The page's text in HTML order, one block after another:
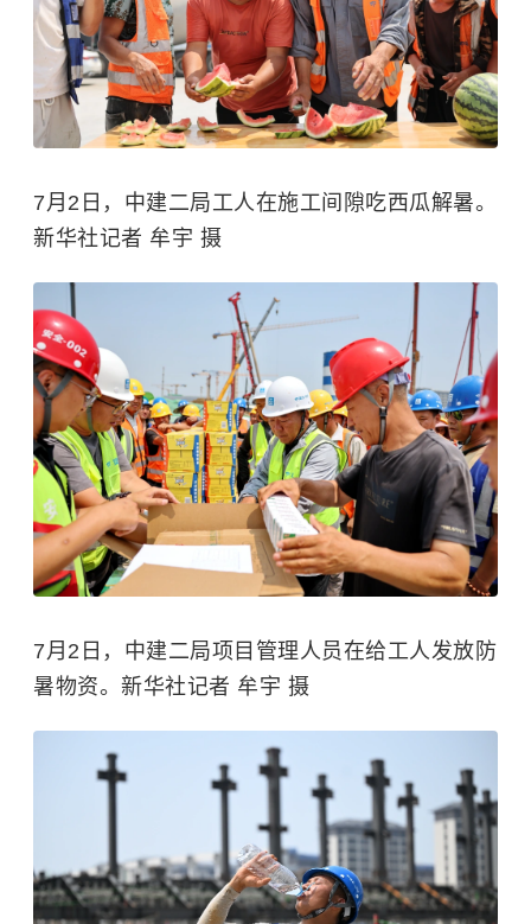
7月2日，中建二局工人在施工间隙吃西瓜解暑。
新华社记者 牟宇 摄
7月2日，中建二局项目管理人员在给工人发放防
暑物资。新华社记者 牟宇 摄